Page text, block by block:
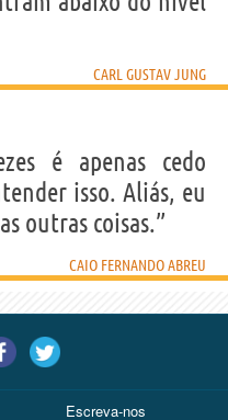
CARL GUSTAV JUNG
é apenas cedo
isso. Aliás, eu
outras coisas.”
CAIO FERNANDO ABREU
Escreva-nos